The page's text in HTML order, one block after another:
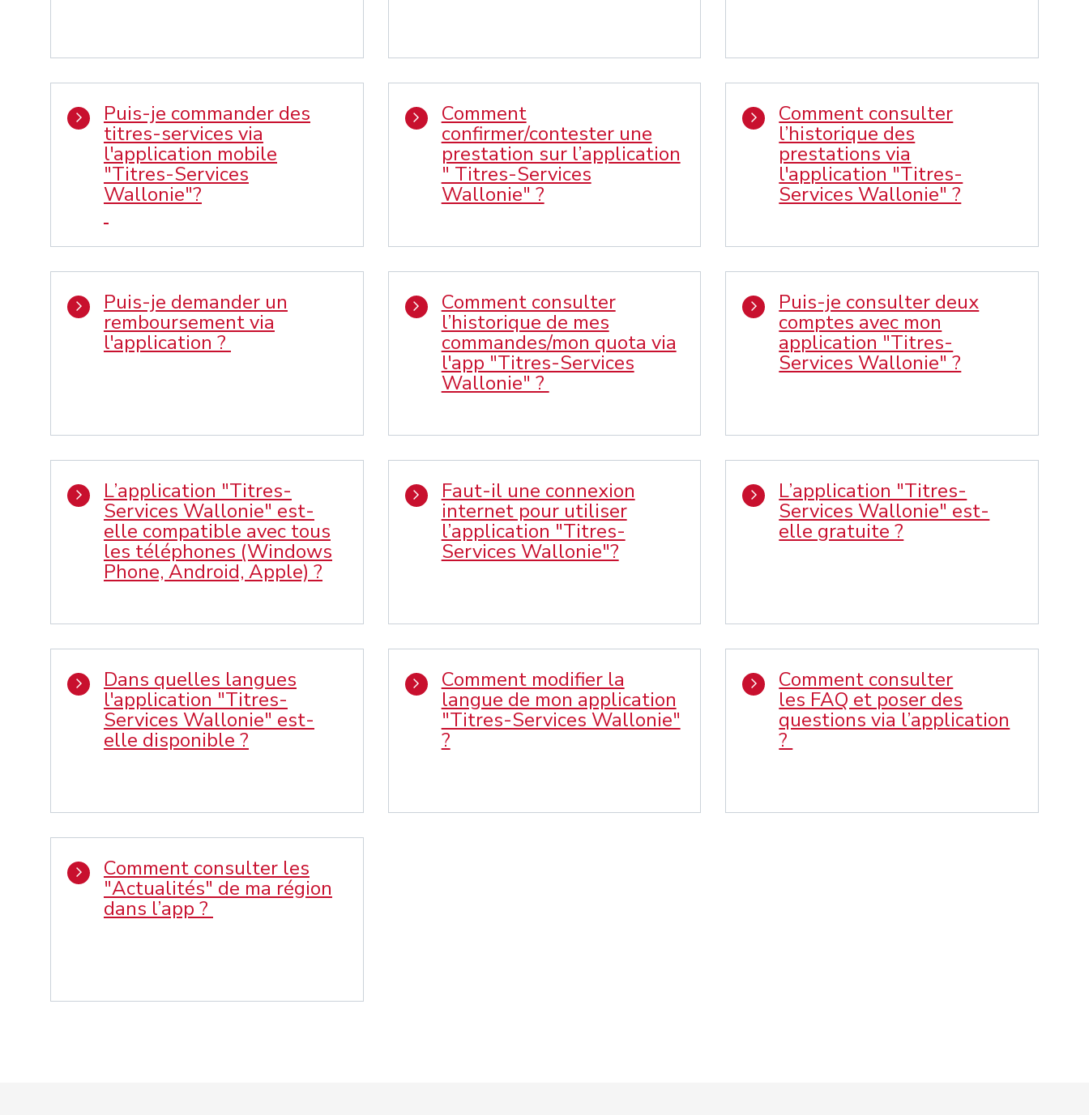
Puis-je commander des
titres-services via
l'application mobile
"Titres-Services
Wallonie"?
Comment
confirmer/contester une
prestation sur l’application
" Titres-Services
Wallonie" ?
Comment consulter
l’historique des
prestations via
l'application "Titres-
Services Wallonie" ?
Puis-je demander un
remboursement via
l'application ?
Comment consulter
l’historique de mes
commandes/mon quota via
l'app "Titres-Services
Wallonie" ?
Puis-je consulter deux
comptes avec mon
application "Titres-
Services Wallonie" ?
L’application "Titres-
Services Wallonie" est-
elle compatible avec tous
les téléphones (Windows
Phone, Android, Apple) ?
Faut-il une connexion
internet pour utiliser
l’application "Titres-
Services Wallonie"?
L’application "Titres-
Services Wallonie" est-
elle gratuite ?
Dans quelles langues
l'application "Titres-
Services Wallonie" est-
elle disponible ?
Comment modifier la
langue de mon application
"Titres-Services Wallonie"
?
Comment consulter
les FAQ et poser des
questions via l’application
?
Comment consulter les
"Actualités" de ma région
dans l’app ?